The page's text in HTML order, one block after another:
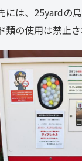
は、25yardの鳥
類の使用は禁止さ